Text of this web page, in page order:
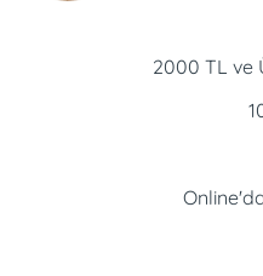
2000 TL ve